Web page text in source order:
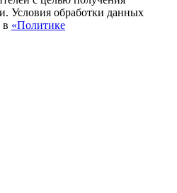
Условия обработки данных
в «Политике